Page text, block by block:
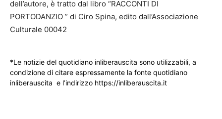
dell’autore, è tratto dal libro “RACCONTI DI
PORTODANZIO ” di Ciro Spina, edito dall’Associazione
Culturale 00042
*Le notizie del quotidiano inliberauscita sono utilizzabili, a
condizione di citare espressamente la fonte quotidiano
inliberauscita e l’indirizzo https://inliberauscita.it